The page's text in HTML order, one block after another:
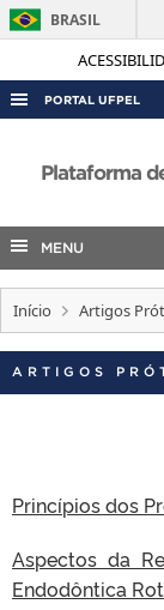
BRASIL
PORTAL UFPEL
AUDITORIA
EDITAIS
Plataforma
MENU
Início Artigos
ARTIGOS
Princípios dos
Aspectos da
Endodôntica